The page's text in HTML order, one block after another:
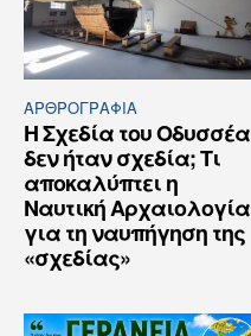
ΑΡΘPΟΓΡΑΦΙΑ
Η Σχεδία του Οδυσσέα
δεν ήταν σχεδία; Τι
αποκαλύπτει η
Ναυτική Αρχαιολογία
για τη ναυπήγηση της
«σχεδίας»